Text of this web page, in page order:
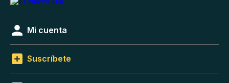
Mi cuenta
Suscríbete